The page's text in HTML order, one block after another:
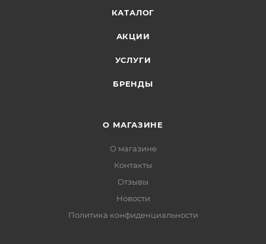
КАТАЛОГ
АКЦИИ
УСЛУГИ
БРЕНДЫ
О МАГАЗИНЕ
О магазине
Контакты
Отзывы
Новости
Политика конфиденциальности